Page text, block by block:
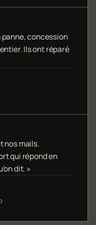
panne, concession
Ils ont réparé
nos mails.
qui répond en
dit. »